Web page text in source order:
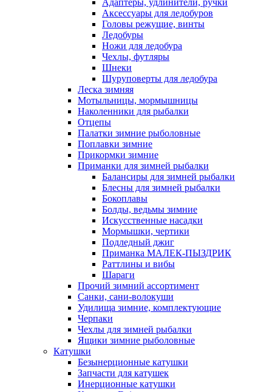
Адаптеры, удлинители, ручки
Аксессуары для ледобуров
Головы режущие, винты
Ледобуры
Ножи для ледобура
Чехлы, футляры
Шнеки
Шуруповерты для ледобура
Леска зимняя
Мотыльницы, мормышницы
Наколенники для рыбалки
Отцепы
Палатки зимние рыболовные
Поплавки зимние
Прикормки зимние
Приманки для зимней рыбалки
Балансиры для зимней рыбалки
Блесны для зимней рыбалки
Бокоплавы
Болды, ведьмы зимние
Искусственные насадки
Мормышки, чертики
Подледный джиг
Приманка МАЛЕК-ПЫЗДРИК
Раттлины и вибы
Шараги
Прочий зимний ассортимент
Санки, сани-волокуши
Удилища зимние, комплектующие
Черпаки
Чехлы для зимней рыбалки
Ящики зимние рыболовные
Катушки
Безынерционные катушки
Запчасти для катушек
Инерционные катушки